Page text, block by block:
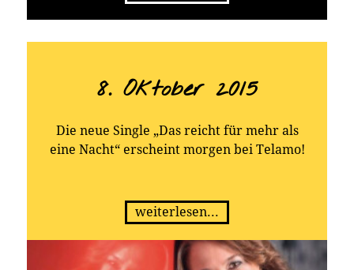
8. Oktober 2015
Die neue Single „Das reicht für mehr als
eine Nacht“ erscheint morgen bei Telamo!
weiterlesen...